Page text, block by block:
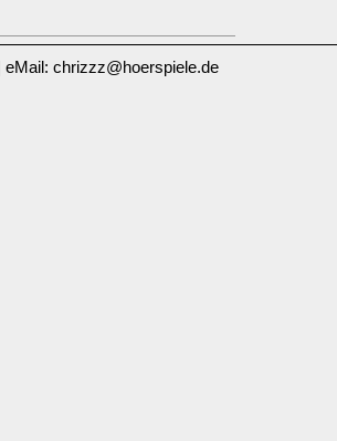
| eMail: chrizzz@hoerspiele.de